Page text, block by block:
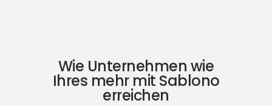
Wie Unternehmen wie
Ihres mehr mit Sablono
erreichen